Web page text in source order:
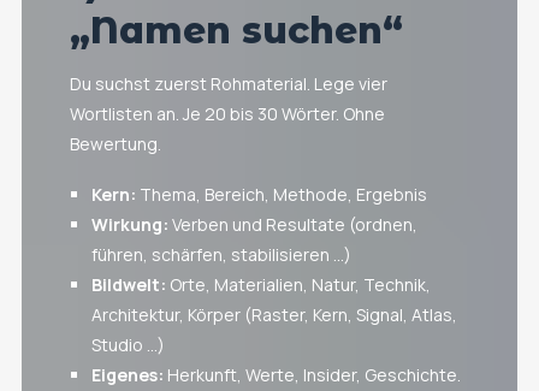
„Namen suchen“
Du suchst zuerst Rohmaterial. Lege vier
Wortlisten an. Je 20 bis 30 Wörter. Ohne
Bewertung.
Kern: Thema, Bereich, Methode, Ergebnis
Wirkung: Verben und Resultate (ordnen,
führen, schärfen, stabilisieren …)
Bildwelt: Orte, Materialien, Natur, Technik,
Architektur, Körper (Raster, Kern, Signal, Atlas,
Studio …)
Eigenes: Herkunft, Werte, Insider, Geschichte.